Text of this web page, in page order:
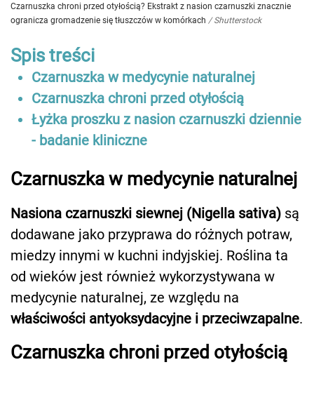
Czarnuszka chroni przed otyłością? Ekstrakt z nasion czarnuszki znacznie
ogranicza gromadzenie się tłuszczów w komórkach / Shutterstock
Spis treści
Czarnuszka w medycynie naturalnej
Czarnuszka chroni przed otyłością
Łyżka proszku z nasion czarnuszki dziennie
- badanie kliniczne
Czarnuszka w medycynie naturalnej
Nasiona czarnuszki siewnej (Nigella sativa) są
dodawane jako przyprawa do różnych potraw,
miedzy innymi w kuchni indyjskiej. Roślina ta
od wieków jest również wykorzystywana w
medycynie naturalnej, ze względu na
właściwości antyoksydacyjne i przeciwzapalne.
Czarnuszka chroni przed otyłością